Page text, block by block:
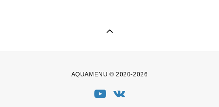
AQUAMENU © 2020-2026